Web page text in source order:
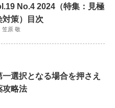
No.4 2024（特集：見極
対策）目次
笠原 敬
選択となる場合を押さえ
攻略法